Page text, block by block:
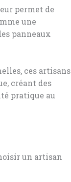
permet de
une
panneaux
ces artisans
créant des
pratique au
un artisan